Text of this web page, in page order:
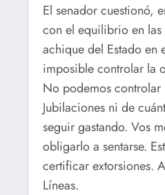
El senador cuestionó,
con el equilibrio en
achique del Estado
imposible controlar la
No podemos
Jubilaciones ni de
seguir gastando. Vos
obligarlo a sentarse.
certificar extorsiones.
Líneas.